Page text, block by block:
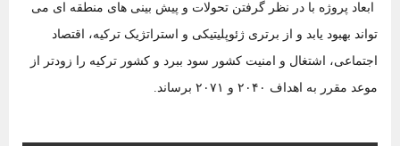
ابعاد پروژه با در نظر گرفتن تحولات و پیش بینی های منطقه ای می
تواند بهبود یابد و از برتری ژئوپلیتیکی و استراتژیک ترکیه، اقتصاد
اجتماعی، اشتغال و امنیت کشور سود ببرد و کشور ترکیه را زودتر از
موعد مقرر به اهداف ۲۰۴۰ و ۲۰۷۱ برساند.